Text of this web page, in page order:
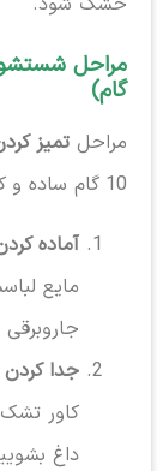
مراحل
گام)
مراحل تمیز
10 گام ساده و کاربردی برای شما آورده ایم:
آماده
مایع
جدا
کاور
داغ